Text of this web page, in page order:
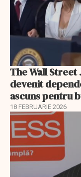
The Wall Street
devenit
ascuns pentru
18 FEBRUARIE 2026
EXCLUSIV